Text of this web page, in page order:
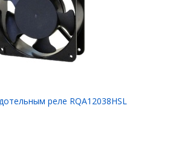
реле RQA12038HSL